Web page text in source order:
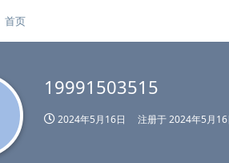
首页
19991503515
2024年5月16日 注册于2024年5月16